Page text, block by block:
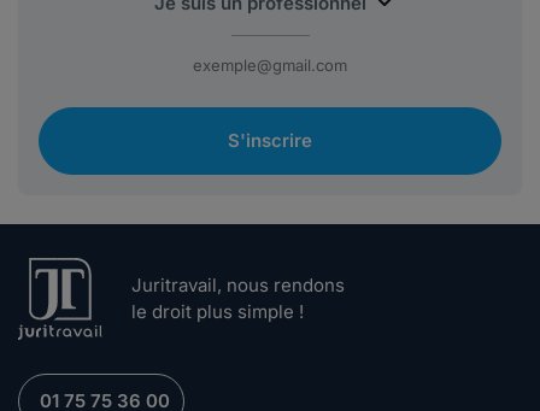
S'inscrire
Juritravail, nous rendons
le droit plus simple !
01 75 75 36 00